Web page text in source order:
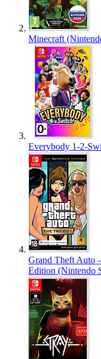
Minecraft
Everybody 1-2-
Grand Theft Auto
Edition (Nintendo